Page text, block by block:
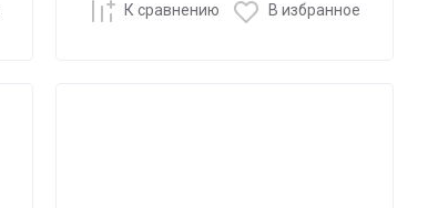
К сравнению В избранное